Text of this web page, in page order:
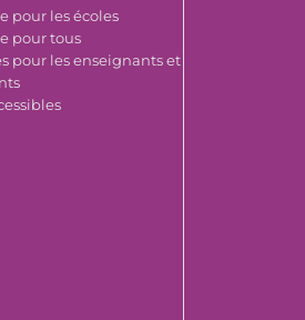
pour les écoles
pour tous
pour les enseignants et